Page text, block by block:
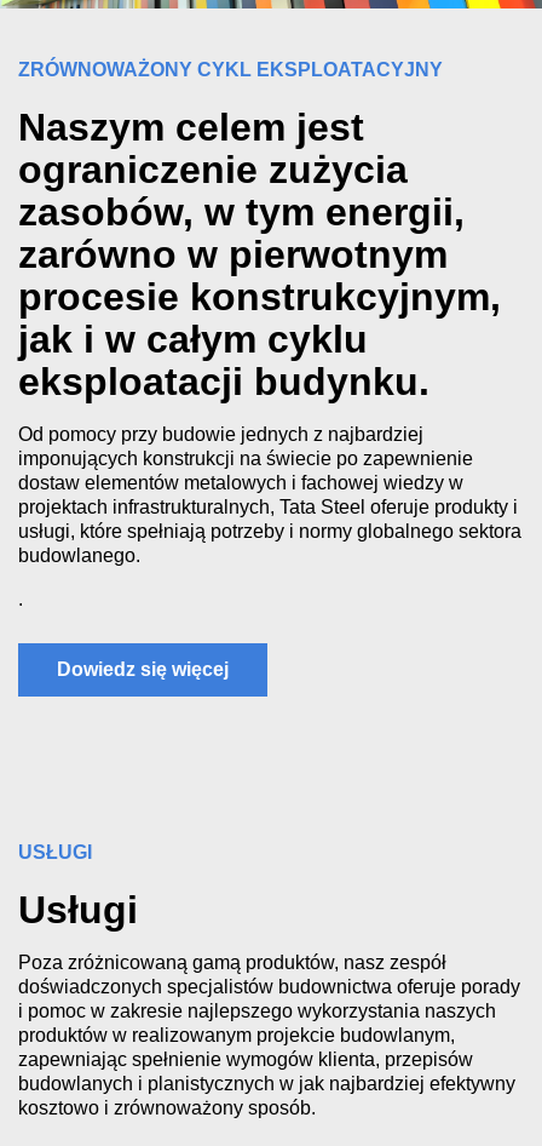
ZRÓWNOWAŻONY CYKL EKSPLOATACYJNY
Naszym celem jest
ograniczenie zużycia
zasobów, w tym energii,
zarówno w pierwotnym
procesie konstrukcyjnym,
jak i w całym cyklu
eksploatacji budynku.
Od pomocy przy budowie jednych z najbardziej
imponujących konstrukcji na świecie po zapewnienie
dostaw elementów metalowych i fachowej wiedzy w
projektach infrastrukturalnych, Tata Steel oferuje produkty i
usługi, które spełniają potrzeby i normy globalnego sektora
budowlanego.
.
Dowiedz się więcej
USŁUGI
Usługi
Poza zróżnicowaną gamą produktów, nasz zespół
doświadczonych specjalistów budownictwa oferuje porady
i pomoc w zakresie najlepszego wykorzystania naszych
produktów w realizowanym projekcie budowlanym,
zapewniając spełnienie wymogów klienta, przepisów
budowlanych i planistycznych w jak najbardziej efektywny
kosztowo i zrównoważony sposób.